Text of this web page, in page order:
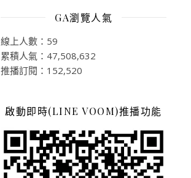
GA瀏覽人氣
線上人數：59
累積人氣：47,508,632
推播訂閱：152,520
啟動即時(LINE VOOM)推播功能